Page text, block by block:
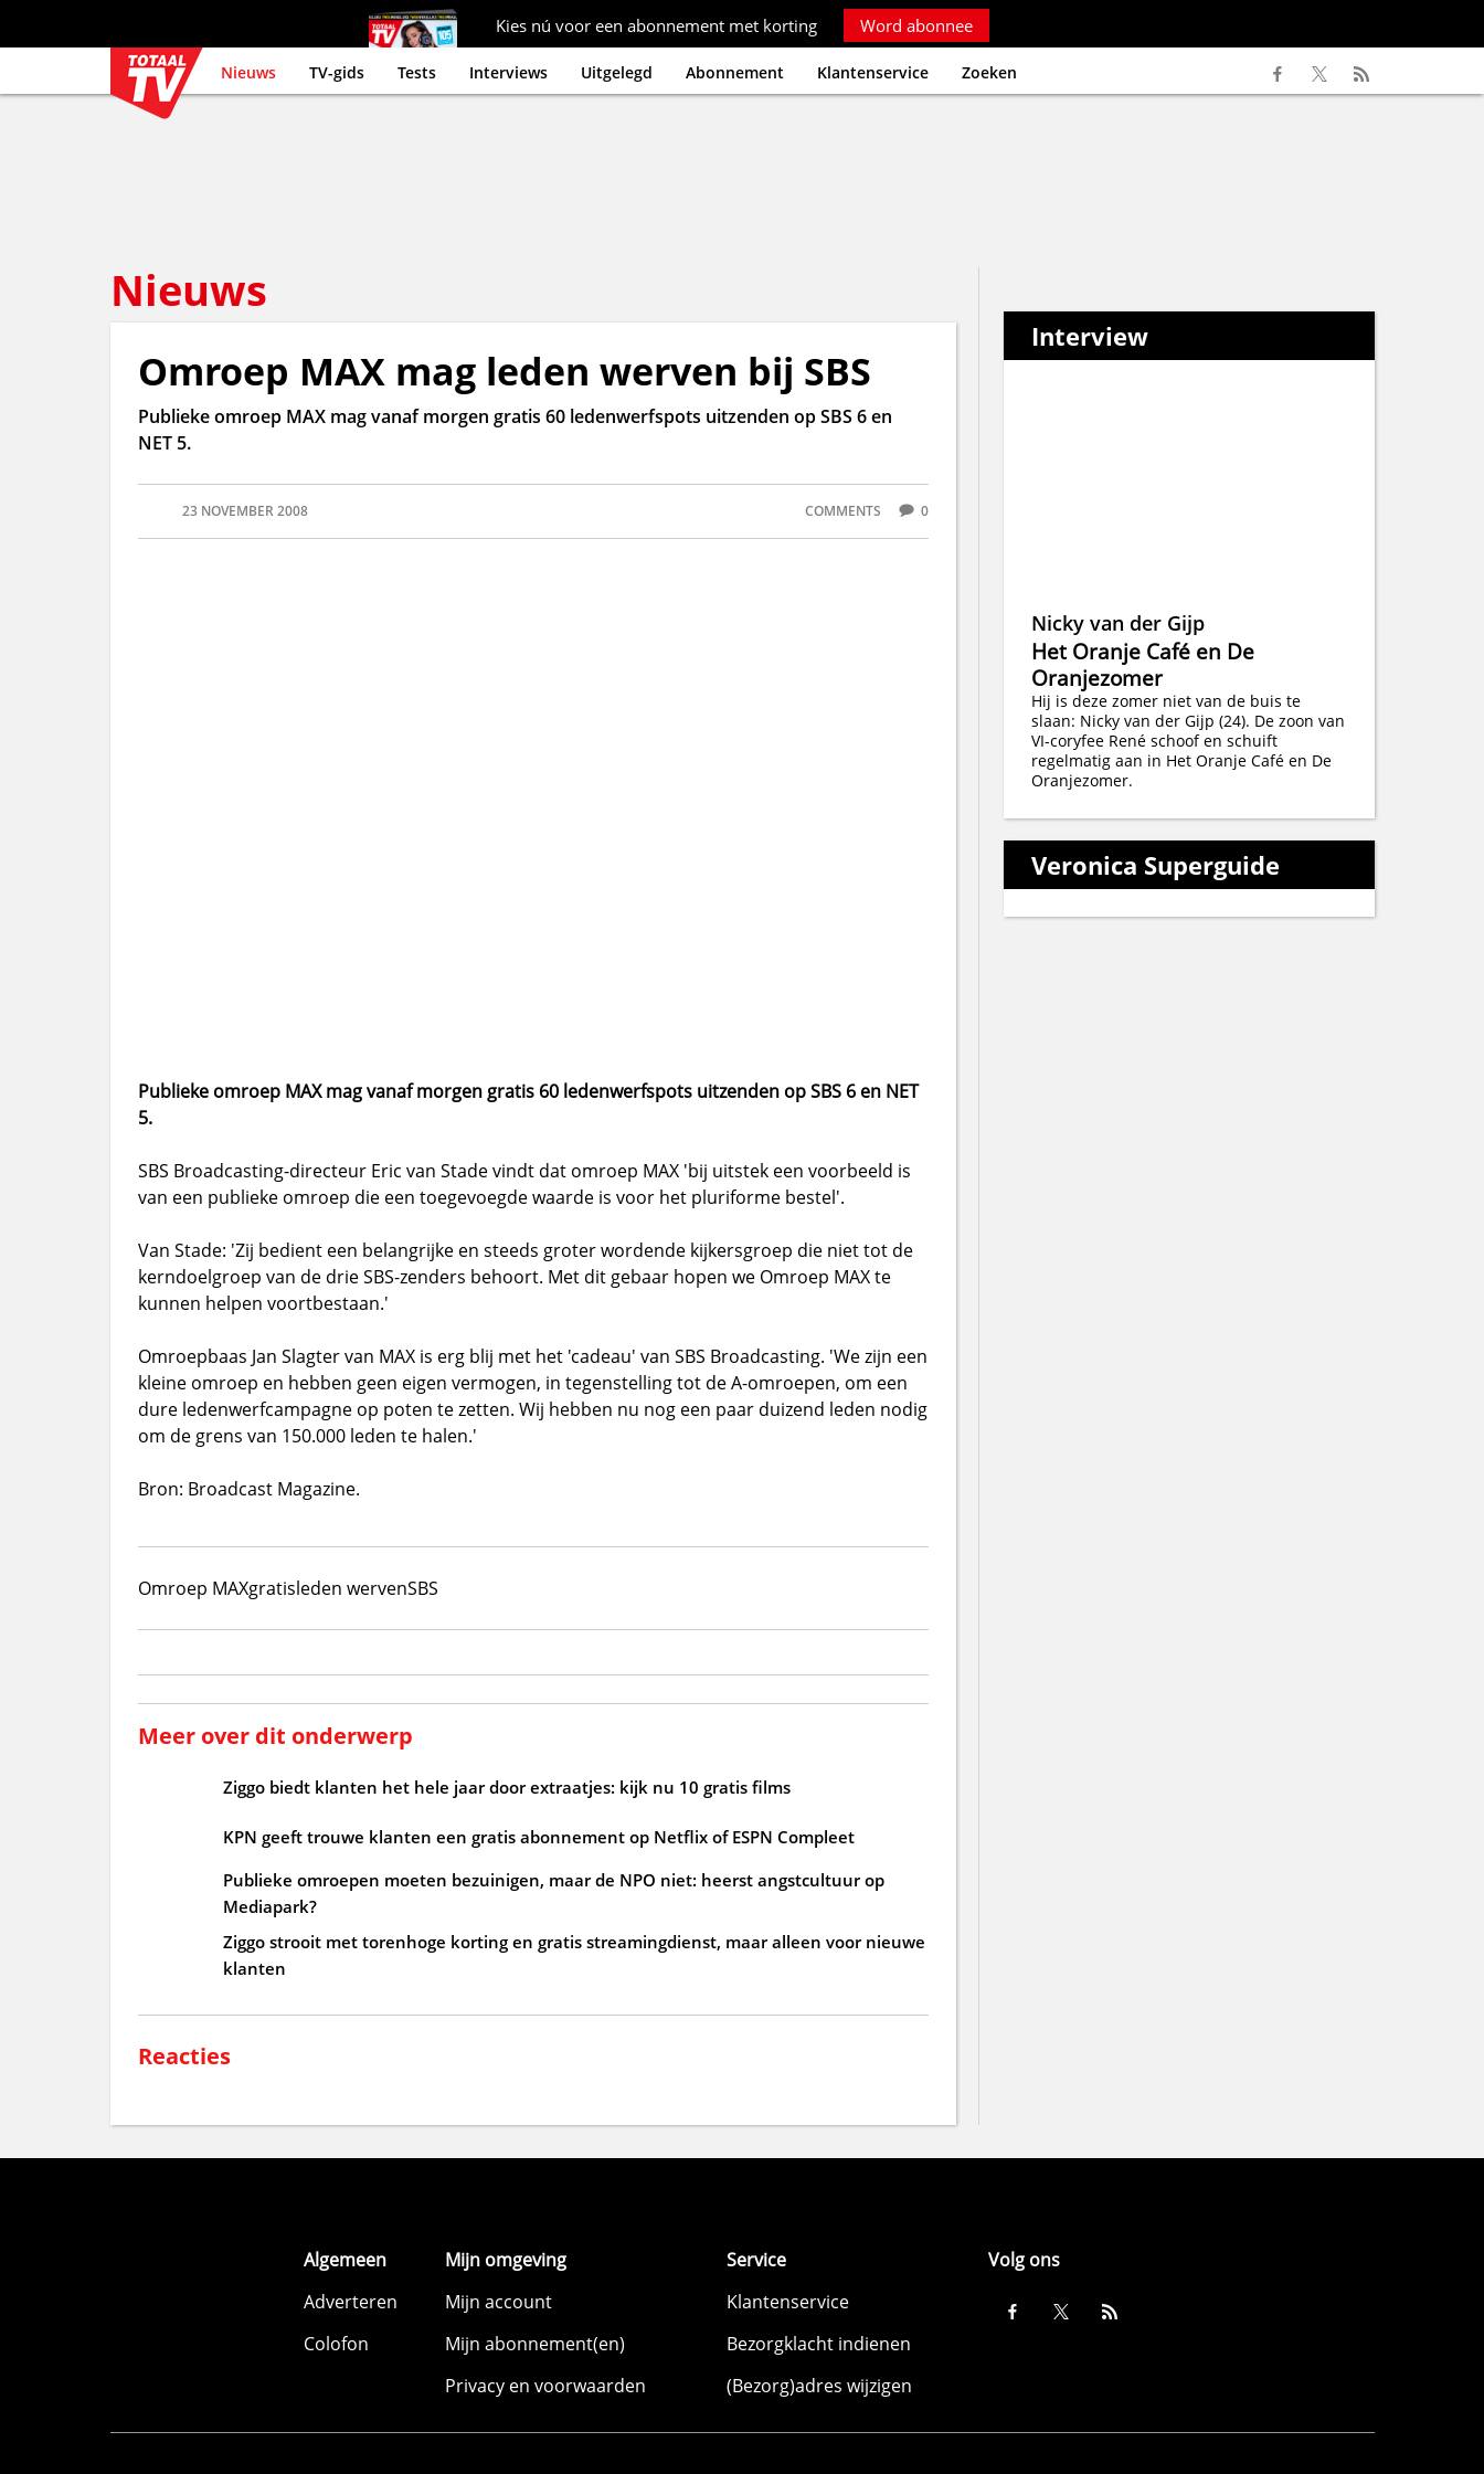
Kies nú voor een abonnement met korting Word abonnee
Nieuws TV-gids Tests Interviews Uitgelegd Abonnement Klantenservice Zoeken
Nieuws
Omroep MAX mag leden werven bij SBS
Publieke omroep MAX mag vanaf morgen gratis 60 ledenwerfspots uitzenden op SBS 6 en
NET 5.
23 NOVEMBER 2008 COMMENTS 0
Publieke omroep MAX mag vanaf morgen gratis 60 ledenwerfspots uitzenden op SBS 6 en NET
5.
SBS Broadcasting-directeur Eric van Stade vindt dat omroep MAX 'bij uitstek een voorbeeld is
van een publieke omroep die een toegevoegde waarde is voor het pluriforme bestel'.
Van Stade: 'Zij bedient een belangrijke en steeds groter wordende kijkersgroep die niet tot de
kerndoelgroep van de drie SBS-zenders behoort. Met dit gebaar hopen we Omroep MAX te
kunnen helpen voortbestaan.'
Omroepbaas Jan Slagter van MAX is erg blij met het 'cadeau' van SBS Broadcasting. 'We zijn een
kleine omroep en hebben geen eigen vermogen, in tegenstelling tot de A-omroepen, om een
dure ledenwerfcampagne op poten te zetten. Wij hebben nu nog een paar duizend leden nodig
om de grens van 150.000 leden te halen.'
Bron: Broadcast Magazine.
Omroep MAXgratisleden wervenSBS
Meer over dit onderwerp
Ziggo biedt klanten het hele jaar door extraatjes: kijk nu 10 gratis films
KPN geeft trouwe klanten een gratis abonnement op Netflix of ESPN Compleet
Publieke omroepen moeten bezuinigen, maar de NPO niet: heerst angstcultuur op
Mediapark?
Ziggo strooit met torenhoge korting en gratis streamingdienst, maar alleen voor nieuwe
klanten
Reacties
Interview
Nicky van der Gijp
Het Oranje Café en De
Oranjezomer
Hij is deze zomer niet van de buis te
slaan: Nicky van der Gijp (24). De zoon van
VI-coryfee René schoof en schuift
regelmatig aan in Het Oranje Café en De
Oranjezomer.
Veronica Superguide
Algemeen
Adverteren
Colofon
Mijn omgeving
Mijn account
Mijn abonnement(en)
Privacy en voorwaarden
Service
Klantenservice
Bezorgklacht indienen
(Bezorg)adres wijzigen
Volg ons